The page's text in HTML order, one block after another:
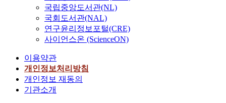
국립중앙도서관(NL)
국회도서관(NAL)
연구윤리정보포털(CRE)
사이언스온 (ScienceON)
이용약관
개인정보처리방침
개인정보 재동의
기관소개